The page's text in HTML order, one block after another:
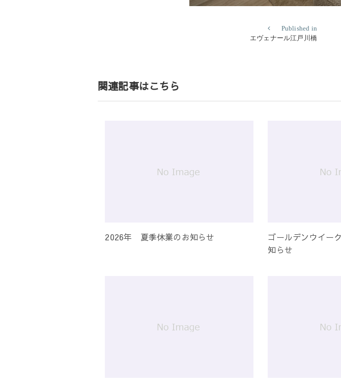
ゲ
ー
シ
Published in
エヴェナール江戸川橋
関連記事はこちら
2026年 夏季休業のお知らせ
ゴールデンウイー
知らせ